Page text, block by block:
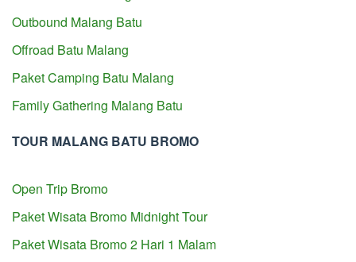
Outbound Malang Batu
Offroad Batu Malang
Paket Camping Batu Malang
Family Gathering Malang Batu
TOUR MALANG BATU BROMO
Open Trip Bromo
Paket Wisata Bromo Midnight Tour
Paket Wisata Bromo 2 Hari 1 Malam